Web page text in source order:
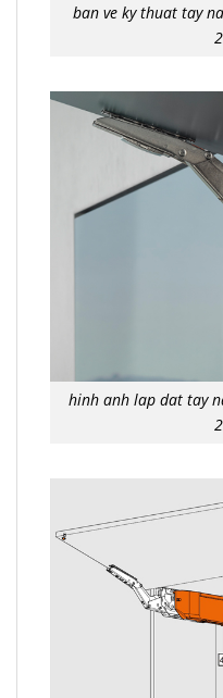
ban ve ky thuat tay
hinh anh lap dat tay